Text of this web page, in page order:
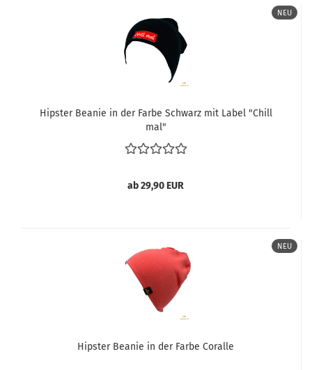
NEU
Hipster Beanie in der Farbe Schwarz mit Label "Chill
mal"
ab 29,90 EUR
NEU
Hipster Beanie in der Farbe Coralle